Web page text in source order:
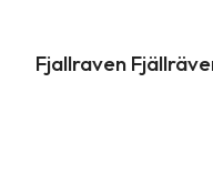
Fjallraven